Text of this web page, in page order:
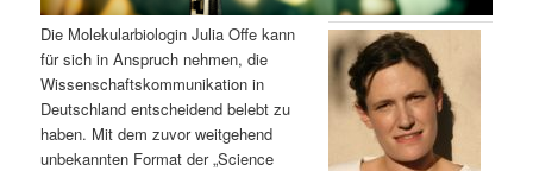
h
a
l
t
I
n
h
a
Die Molekularbiologin Julia Offe kann
für sich in Anspruch nehmen, die
Wissenschaftskommunikation in
Deutschland entscheidend belebt zu
haben. Mit dem zuvor weitgehend
unbekannten Format der „Science